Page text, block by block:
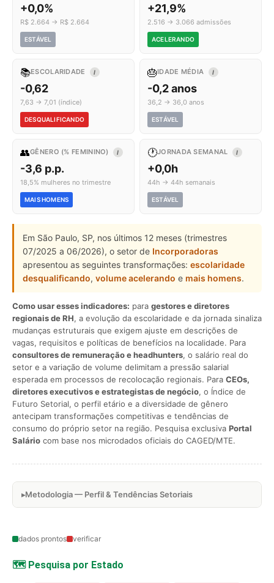
+0,0%
R$ 2.664 → R$ 2.664
ESTÁVEL
+21,9%
2.516 → 3.066 admissões
ACELERANDO
📚ESCOLARIDADE I
-0,62
7,63 → 7,01 (índice)
DESQUALIFICANDO
🎂IDADE MÉDIA I
-0,2 anos
36,2 → 36,0 anos
ESTÁVEL
👥GÊNERO (% FEMININO) I
-3,6 p.p.
18,5% mulheres no trimestre
MAIS HOMENS
🕐JORNADA SEMANAL I
+0,0h
44h → 44h semanais
ESTÁVEL
Em São Paulo, SP, nos últimos 12 meses (trimestres
07/2025 a 06/2026), o setor de Incorporadoras
apresentou as seguintes transformações: escolaridade
desqualificando, volume acelerando e mais homens.
Como usar esses indicadores: para gestores e diretores
regionais de RH, a evolução da escolaridade e da jornada sinaliza
mudanças estruturais que exigem ajuste em descrições de
vagas, requisitos e políticas de benefícios na localidade. Para
consultores de remuneração e headhunters, o salário real do
setor e a variação de volume delimitam a pressão salarial
esperada em processos de recolocação regionais. Para CEOs,
diretores executivos e estrategistas de negócio, o Índice de
Futuro Setorial, o perfil etário e a diversidade de gênero
antecipam transformações competitivas e tendências de
consumo do próprio setor na região. Pesquisa exclusiva Portal
Salário com base nos microdados oficiais do CAGED/MTE.
Metodologia — Perfil & Tendências Setoriais
dados prontos verificar
🗺️ Pesquisa por Estado